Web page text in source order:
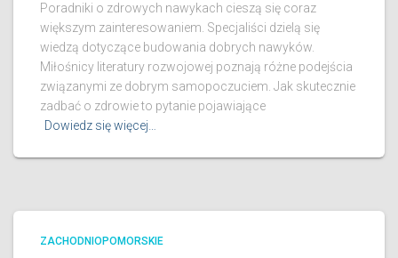
Poradniki o zdrowych nawykach cieszą się coraz
większym zainteresowaniem. Specjaliści dzielą się
wiedzą dotyczące budowania dobrych nawyków.
Miłośnicy literatury rozwojowej poznają różne podejścia
związanymi ze dobrym samopoczuciem. Jak skutecznie
zadbać o zdrowie to pytanie pojawiające
Dowiedz się więcej…
ZACHODNIOPOMORSKIE